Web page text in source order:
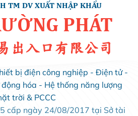
TM DV XUẤT NHẬP KHẨU
PHÁT
出入口有限公司
bị điện công nghiệp - Điện tử -
hóa - Hệ thống năng lượng
trời & PCCC
cấp ngày 24/08/2017 tại Sở tài